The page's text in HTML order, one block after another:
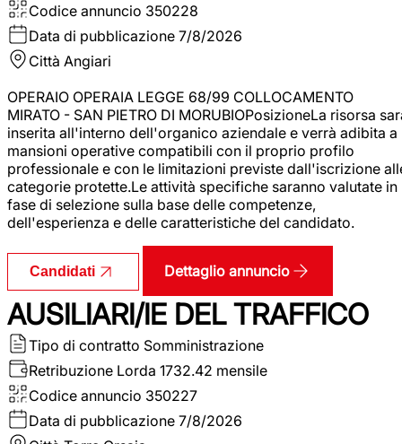
Codice annuncio 350228
Data di pubblicazione 7/8/2026
Città Angiari
OPERAIO OPERAIA LEGGE 68/99 COLLOCAMENTO
MIRATO - SAN PIETRO DI MORUBIOPosizioneLa risorsa
inserita all'interno dell'organico aziendale e verrà adibita a
mansioni operative compatibili con il proprio profilo
professionale e con le limitazioni previste dall'iscrizione
categorie protette.Le attività specifiche saranno valutate in
fase di selezione sulla base delle competenze,
dell'esperienza e delle caratteristiche del candidato.
Candidati Dettaglio annuncio
AUSILIARI/IE DEL TRAFFICO
Tipo di contratto Somministrazione
Retribuzione Lorda 1732.42 mensile
Codice annuncio 350227
Data di pubblicazione 7/8/2026